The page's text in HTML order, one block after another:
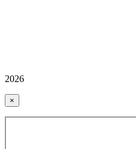
2026
×